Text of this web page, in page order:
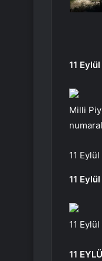
11
Milli
11
11
11
11